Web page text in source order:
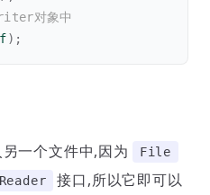
对象中
) ;
一个文件中,因为 File
Reader
接口,所以它即可以